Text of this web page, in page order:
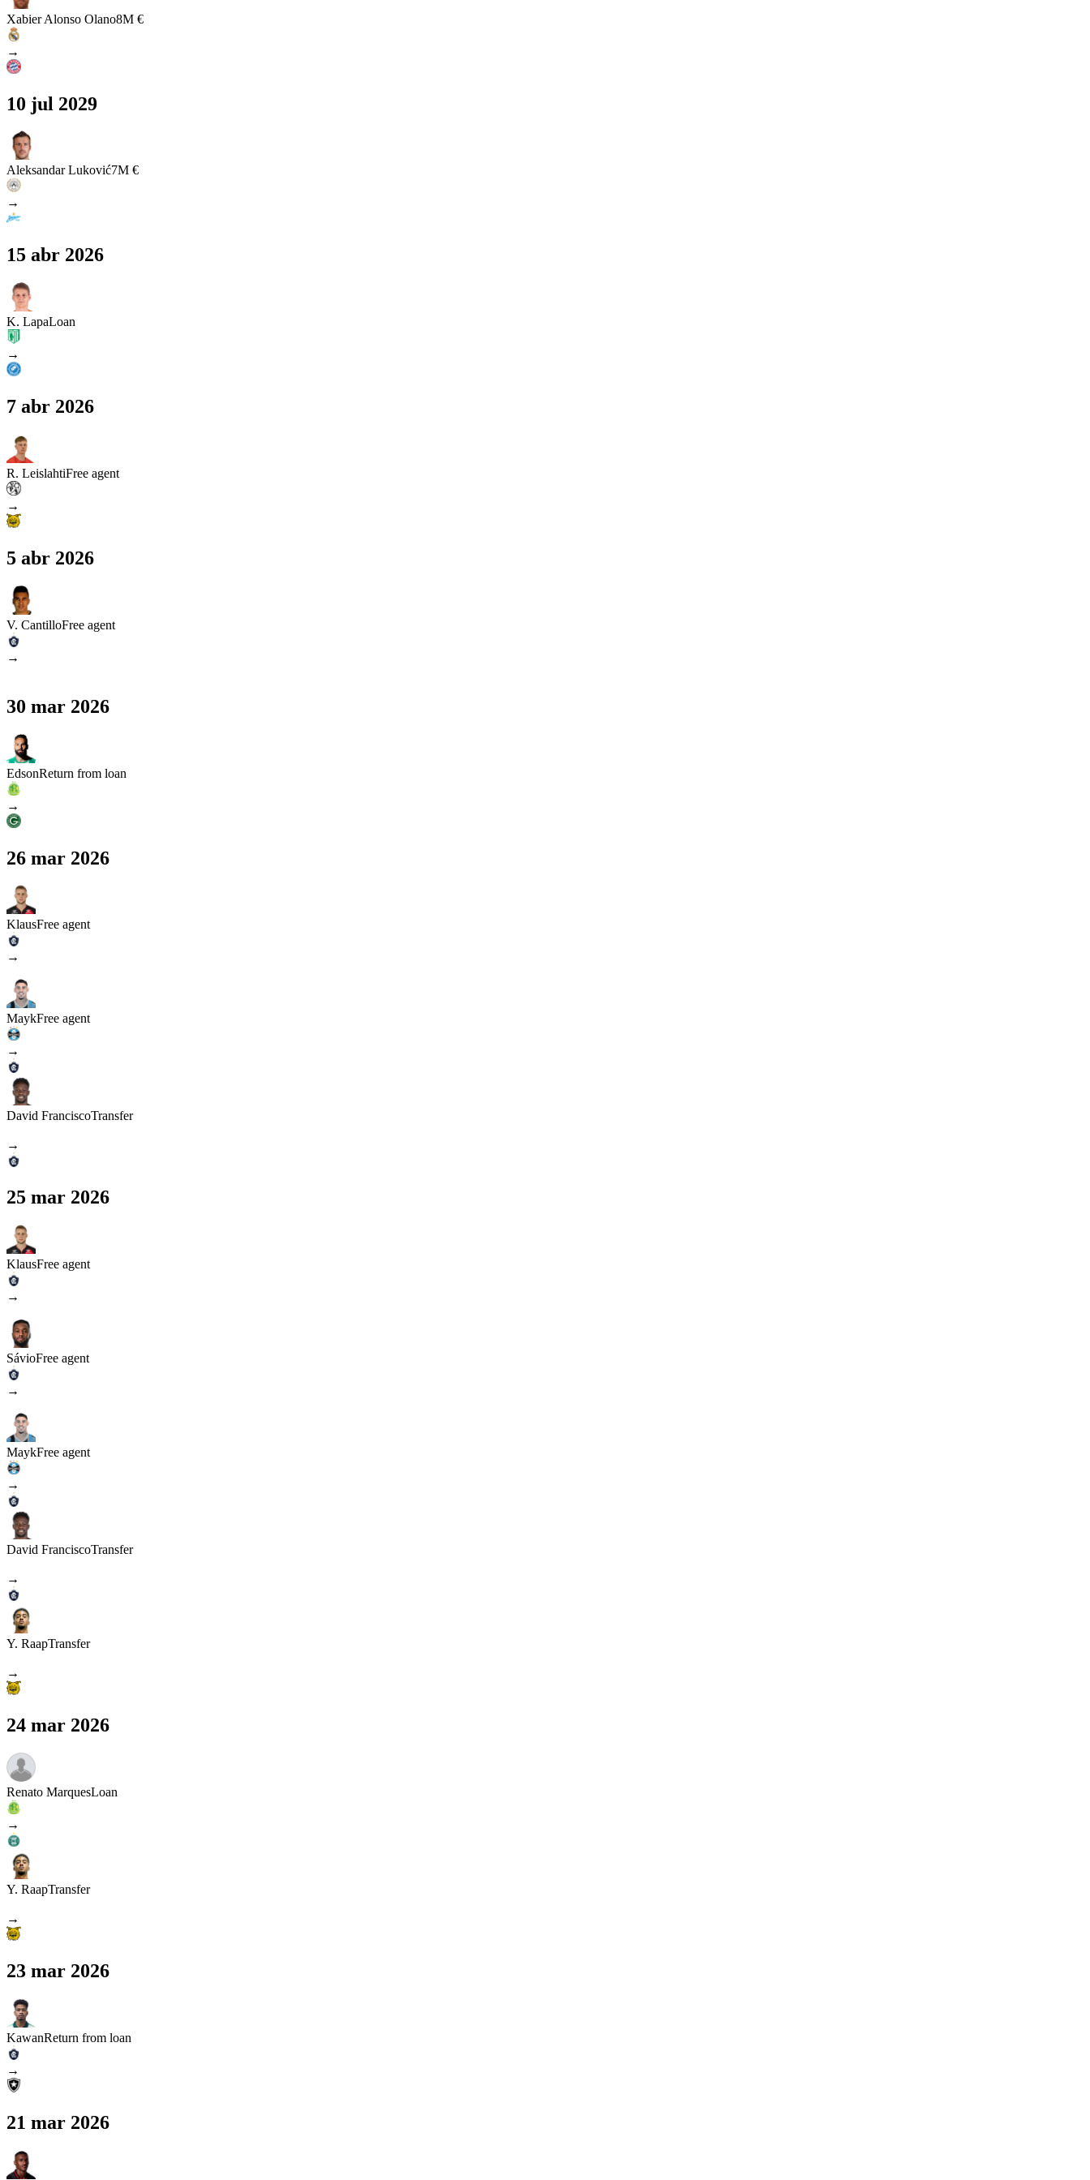
Xabier Alonso Olano8M €
→
10 jul 2029
Aleksandar Luković7M €
→
15 abr 2026
K. LapaLoan
→
7 abr 2026
R. LeislahtiFree agent
→
5 abr 2026
V. CantilloFree agent
→
30 mar 2026
EdsonReturn from loan
→
26 mar 2026
KlausFree agent
→
MaykFree agent
→
David FranciscoTransfer
→
25 mar 2026
KlausFree agent
→
SávioFree agent
→
MaykFree agent
→
David FranciscoTransfer
→
Y. RaapTransfer
→
24 mar 2026
Renato MarquesLoan
→
Y. RaapTransfer
→
23 mar 2026
KawanReturn from loan
→
21 mar 2026